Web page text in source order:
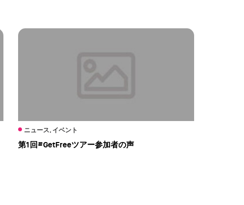
ニュース, イベント
第1回#GetFreeツアー参加者の声